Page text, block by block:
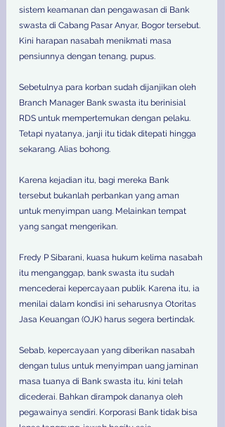
sistem keamanan dan pengawasan di Bank
swasta di Cabang Pasar Anyar, Bogor tersebut.
Kini harapan nasabah menikmati masa
pensiunnya dengan tenang, pupus.
Sebetulnya para korban sudah dijanjikan oleh
Branch Manager Bank swasta itu berinisial
RDS untuk mempertemukan dengan pelaku.
Tetapi nyatanya, janji itu tidak ditepati hingga
sekarang. Alias bohong.
Karena kejadian itu, bagi mereka Bank
tersebut bukanlah perbankan yang aman
untuk menyimpan uang. Melainkan tempat
yang sangat mengerikan.
Fredy P Sibarani, kuasa hukum kelima nasabah
itu menganggap, bank swasta itu sudah
mencederai kepercayaan publik. Karena itu, ia
menilai dalam kondisi ini seharusnya Otoritas
Jasa Keuangan (OJK) harus segera bertindak.
Sebab, kepercayaan yang diberikan nasabah
dengan tulus untuk menyimpan uang jaminan
masa tuanya di Bank swasta itu, kini telah
dicederai. Bahkan dirampok dananya oleh
pegawainya sendiri. Korporasi Bank tidak bisa